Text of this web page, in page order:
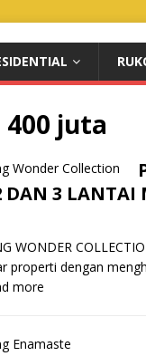
juta
DAN 3 LANTAI
WONDER
properti dengan
more